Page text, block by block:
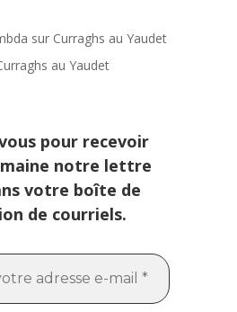
sur Curraghs au Yaudet
au Yaudet
pour recevoir
notre lettre
votre boîte de
de courriels.